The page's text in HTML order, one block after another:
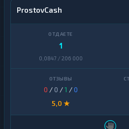
ProstovCash
1
0,0847 / 206 000
0 / 0 /1 /0
5,0 ★